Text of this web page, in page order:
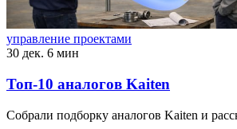
управление проектами
30 дек. 6 мин
Топ-10 аналогов Kaiten
Собрали подборку аналогов Kaiten и